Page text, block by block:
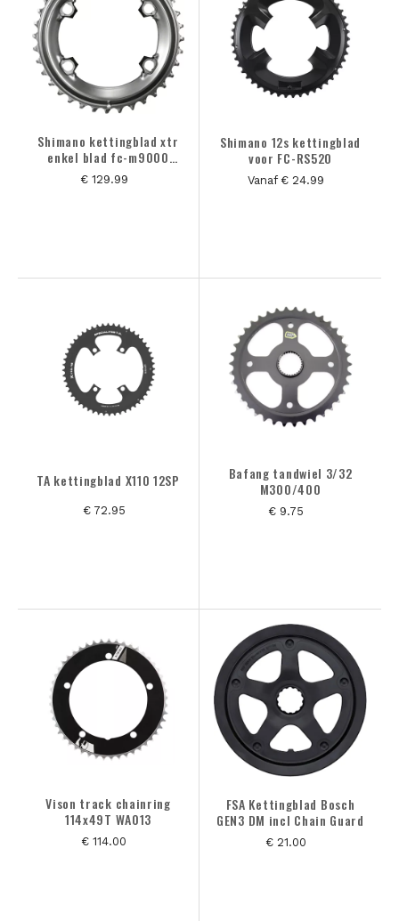
Shimano kettingblad xtr
enkel blad fc-m9000
crm90
€ 129.99
Shimano 12s kettingblad
voor FC-RS520
Vanaf € 24.99
TA kettingblad X110 12SP
€ 72.95
Bafang tandwiel 3/32
M300/400
€ 9.75
Vison track chainring
114x49T WA013
€ 114.00
FSA Kettingblad Bosch
GEN3 DM incl Chain Guard
€ 21.00